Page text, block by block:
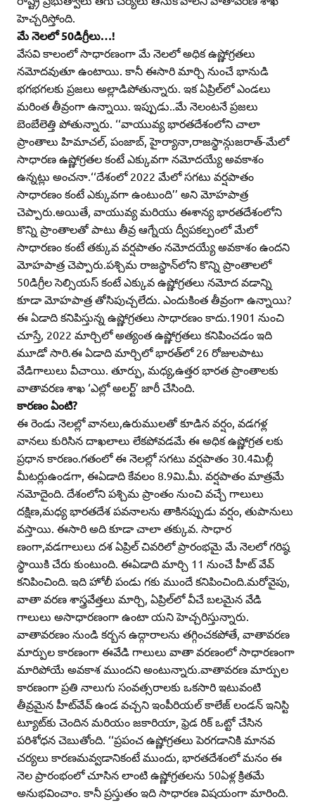
హెచ్చరిస్తోంది.
మే నెలలో 50డిగ్రీలు…!
వేసవి కాలంలో సాధారణంగా మే నెలలో అధిక ఉష్ణోగ్రతలు
నమోదవుతూ ఉంటాయి. కానీ ఈసారి మార్చి నుంచే భానుడి
భగభగలకు ప్రజలు అల్లాడిపోతున్నారు. ఇక ఏప్రిల్‌లో ఎండలు
మరింత తీవ్రంగా ఉన్నాయి. ఇప్పుడు..మే నెలంటనే ప్రజలు
బెంబేలెత్తి పోతున్నారు. ‘‘వాయువ్య భారతదేశంలోని చాలా
ప్రాంతాలు హిమాచల్‌, పంజాబ్‌, హైర్యానా,రాజస్థాన్గుజరాత్‌-మేలో
సాధారణ ఉష్ణోగ్రతల కంటే ఎక్కువగా నమోదయ్యే అవకాశం
ఉన్నట్లు అంచనా.‘‘దేశంలో 2022 మేలో సగటు వర్షపాతం
సాధారణం కంటే ఎక్కువగా ఉంటుంది’’ అని మోహపాత్ర
చెప్పారు.అయితే, వాయువ్య మరియు ఈశాన్య భారతదేశంలోని
కొన్ని ప్రాంతాలతో పాటు తీవ్ర ఆగ్నేయ ద్వీపకల్పంలో మేలో
సాధారణం కంటే తక్కువ వర్షపాతం నమోదయ్యే అవకాశం ఉందని
మోహపాత్ర చెప్పారు.పశ్చిమ రాజస్థాన్‌లోని కొన్ని ప్రాంతాలలో
50డిగ్రీల సెల్సియస్‌ కంటే ఎక్కువ ఉష్ణోగ్రతలు నమోద వడాన్ని
కూడా మోహపాత్ర తోసిపుచ్చలేదు. ఎందుకింత తీవ్రంగా ఉన్నాయి?
ఈ ఏడాది కనిపిస్తున్న ఉష్ణోగ్రతలు సాధారణం కాదు.1901 నుంచి
చూస్తే, 2022 మార్చిలో అత్యంత ఉష్ణోగ్రతలు కనిపించడం ఇది
మూడో సారి.ఈ ఏడాది మార్చిలో భారత్‌లో 26 రోజులపాటు
వేడిగాలులు వీచాయి. తూర్పు, మధ్య,ఉత్తర భారత ప్రాంతాలకు
వాతావరణ శాఖ ‘ఎల్లో అలర్ట్‌’ జారీ చేసింది.
కారణం ఏంటి?
ఈ రెండు నెలల్లో వానలు,ఉరుములతో కూడిన వర్షం, వడగళ్ల
వానలు కురిసిన దాఖలాలు లేకపోవడమే ఈ అధిక ఉష్ణోగ్రత లకు
ప్రధాన కారణం.గతంలో ఈ నెలల్లో సగటు వర్షపాతం 30.4మిల్లీ
మీటర్లుఉండగా, ఈఏడాది కేవలం 8.9మి.మీ. వర్షపాతం మాత్రమే
నమోదైంది. దేశంలోని పశ్చిమ ప్రాంతం నుంచి వచ్చే గాలులు
దక్షిణ,మధ్య భారతదేశ పవనాలను తాకినప్పుడు వర్షం, తుపానులు
వస్తాయి. ఈసారి అది కూడా చాలా తక్కువ. సాధార
ణంగా,వడగాలులు దశ ఏప్రిల్‌ చివరిలో ప్రారంభమై మే నెలలో గరిష్ఠ
స్థాయికి చేరు కుంటుంది. ఈఏడాది మార్చి 11 నుంచే హీట్‌ వేవ్‌
కనిపించింది. ఇది హోలీ పండు గకు ముందే కనిపించింది.మరోవైపు,
వాతా వరణ శాస్త్రవేత్తలు మార్చి, ఏప్రిల్‌లో వీచే బలమైన వేడి
గాలులు అసాధారణంగా ఉంటా యని హెచ్చరిస్తున్నారు.
వాతావరణం నుండి కర్బన ఉద్గారాలను తగ్గించకపోతే, వాతావరణ
మార్పుల కారణంగా ఈవేడి గాలులు వాతా వరణంలో సాధారణంగా
మారిపోయే అవకాశ ముందని అంటున్నారు.వాతావరణ మార్పుల
కారణంగా ప్రతి నాలుగు సంవత్సరాలకు ఒకసారి ఇటువంటి
తీవ్రమైన హీట్‌వేవ్‌ ఉండ వచ్చని ఇంపీరియల్‌ కాలేజ్‌ లండన్‌ ఇనిస్టి
ట్యూట్‌కు చెందిన మరియం జకారియా, ఫ్రెడ రిక్‌ ఒట్టో చేసిన
పరిశోధన చెబుతోంది. ‘‘ప్రపంచ ఉష్ణోగ్రతలు పెరగడానికి మానవ
చర్యలు కారణమవ్వడానికంటే ముందు, భారతదేశంలో మనం ఈ
నెల ప్రారంభంలో చూసిన లాంటి ఉష్ణోగ్రతలను 50ఏళ్ల క్రితమే
అనుభవించాం. కానీ ప్రస్తుతం ఇది సాధారణ విషయంగా మారింది.